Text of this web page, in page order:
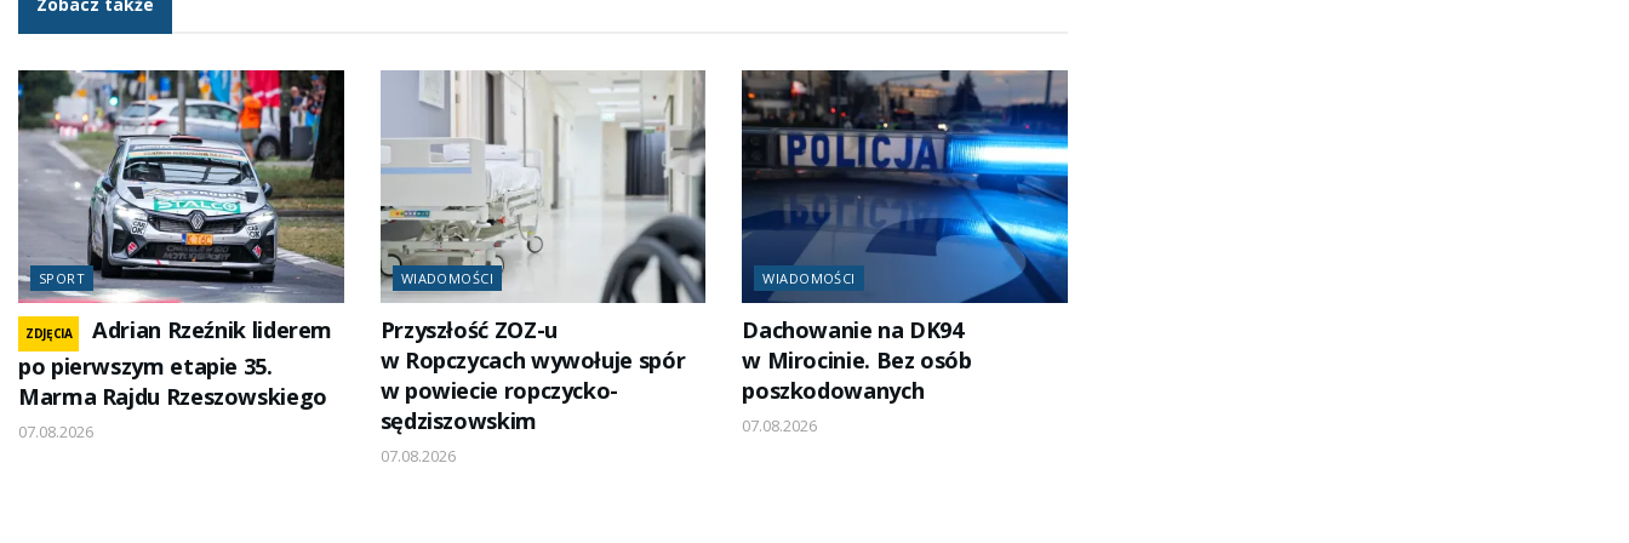
Zobacz także
SPORT
ZDJĘCIA
Adrian Rzeźnik liderem
po pierwszym etapie 35.
Marma Rajdu Rzeszowskiego
07.08.2026
WIADOMOŚCI
Przyszłość ZOZ-u
w Ropczycach wywołuje spór
w powiecie ropczycko-
sędziszowskim
07.08.2026
WIADOMOŚCI
Dachowanie na DK94
w Mirocinie. Bez osób
poszkodowanych
07.08.2026